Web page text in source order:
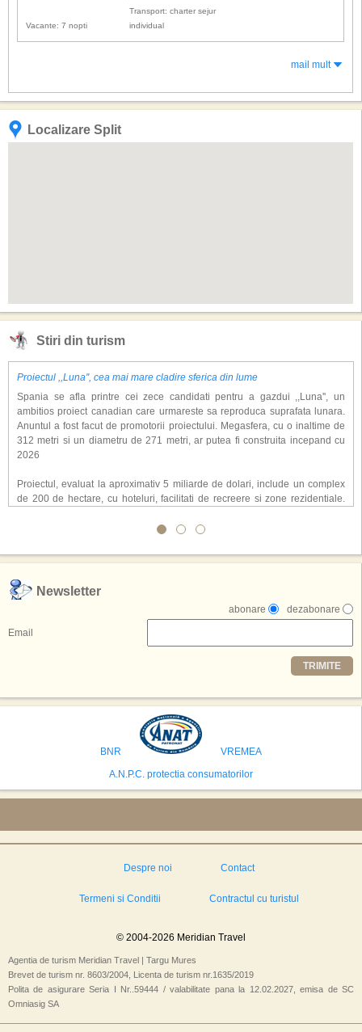
satelit, Wi-Fi, mi...
Vacante: 7 nopti
Transport: charter sejur
individual
mail mult
Localizare Split
Stiri din turism
Proiectul ,,Luna'', cea mai mare cladire sferica din lume
Spania se afla printre cei zece candidati pentru a gazdui ,,Luna'', un
ambitios proiect canadian care urmareste sa reproduca suprafata lunara.
Anuntul a fost facut de promotorii proiectului. Megasfera, cu o inaltime de
312 metri si un diametru de 271 metri, ar putea fi construita incepand cu
2026
Proiectul, evaluat la aproximativ 5 miliarde de dolari, include un complex
de 200 de hectare, cu hoteluri, facilitati de recreere si zone rezidentiale.
atragerea a pana la 10 milioane de turisti anual. �Luna� ar putea deveni
exclusiv simularea suprafetei lunare.
,,Credem ca exista sanse mari sa anuntam nu doar o locatie, ci poate mai
multe'', a declarat Michael R. Henderson, cofondator al Moon World
Resorts, citat de Gulf News. Potrivit acestuia, 2026 ar putea deveni un an
decisiv pentru reali zarea proiectului.
Printre celelalte tari care concureaza pentru a gazdui aceasta constructie
se numara Australia, Brazilia, China, Egipt, India, Polonia, Thailanda,
avea cele mai mari sanse de a castiga licitatia. Totusi, Spania, care se
preconizeaza ca va deveni a doua cea mai vizitata tara din lume in 2025,
isi bazeaza oferta pe infrastructura turistica solida si capacitatea hoteliera."
Newsletter
dezabonare
abonare
Email
TRIMITE
BNR
VREMEA
A.N.P.C. protectia consumatorilor
Despre noi Contact
Termeni si Conditii Contractul cu turistul
© 2004-2026 Meridian Travel
Agentia de turism Meridian Travel | Targu Mures
Brevet de turism nr. 8603/2004, Licenta de turism nr.1635/2019
Polita de asigurare Seria I Nr..59444 / valabilitate pana la 12.02.2027, emisa de SC
Omniasig SA